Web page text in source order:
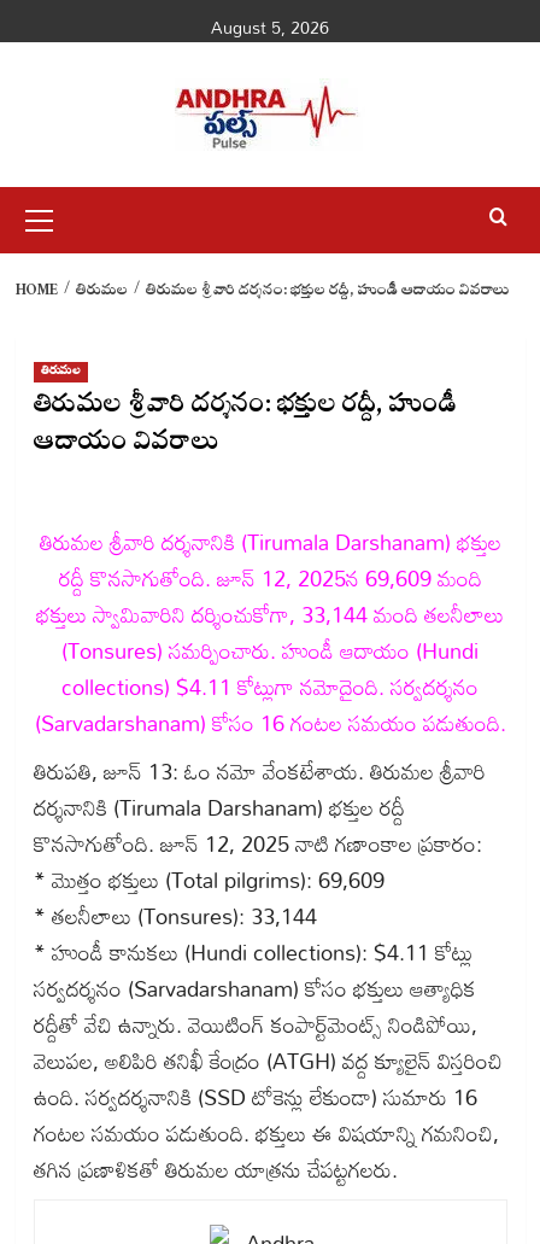
to
August 5, 2026
Menu
HOME తిరుమల తిరుమల శ్రీవారి దర్శనం: భక్తుల రద్దీ, హుండీ ఆదాయం వివరాలు
తిరుమల
తిరుమల శ్రీవారి దర్శనం: భక్తుల రద్దీ, హుండీ
ఆదాయం వివరాలు
తిరుమల శ్రీవారి దర్శనానికి (Tirumala Darshanam) భక్తుల
రద్దీ కొనసాగుతోంది. జూన్ 12, 2025న 69,609 మంది
భక్తులు స్వామివారిని దర్శించుకోగా, 33,144 మంది తలనీలాలు
(Tonsures) సమర్పించారు. హుండీ ఆదాయం (Hundi
collections) $4.11 కోట్లుగా నమోదైంది. సర్వదర్శనం
(Sarvadarshanam) కోసం 16 గంటల సమయం పడుతుంది.
తిరుపతి, జూన్ 13: ఓం నమో వేంకటేశాయ. తిరుమల శ్రీవారి
దర్శనానికి (Tirumala Darshanam) భక్తుల రద్దీ
కొనసాగుతోంది. జూన్ 12, 2025 నాటి గణాంకాల ప్రకారం:
* మొత్తం భక్తులు (Total pilgrims): 69,609
* తలనీలాలు (Tonsures): 33,144
* హుండీ కానుకలు (Hundi collections): $4.11 కోట్లు
సర్వదర్శనం (Sarvadarshanam) కోసం భక్తులు ఆత్యాధిక
రద్దీతో వేచి ఉన్నారు. వెయిటింగ్ కంపార్ట్‌మెంట్స్ నిండిపోయి,
వెలుపల, అలిపిరి తనిఖీ కేంద్రం (ATGH) వద్ద క్యూలైన్ విస్తరించి
ఉంది. సర్వదర్శనానికి (SSD టోకెన్లు లేకుండా) సుమారు 16
గంటల సమయం పడుతుంది. భక్తులు ఈ విషయాన్ని గమనించి,
తగిన ప్రణాళికతో తిరుమల యాత్రను చేపట్టగలరు.